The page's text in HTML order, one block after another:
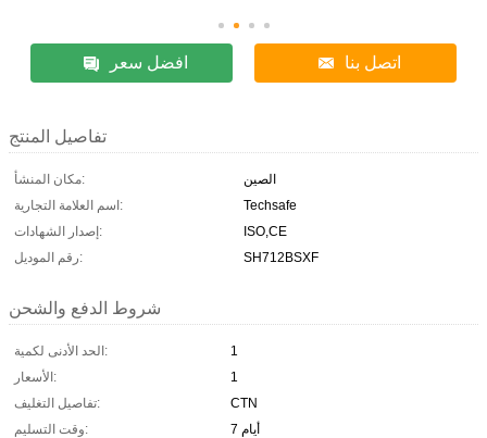
افضل سعر اتصل بنا
تفاصيل المنتج
مكان المنشأ:
الصين
اسم العلامة التجارية:
Techsafe
إصدار الشهادات:
ISO,CE
رقم الموديل:
SH712BSXF
شروط الدفع والشحن
الحد الأدنى لكمية:
1
الأسعار:
1
تفاصيل التغليف:
CTN
وقت التسليم:
7 أيام